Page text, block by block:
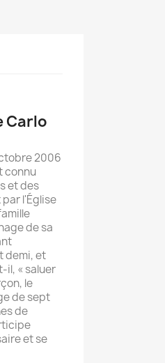
Carlo
2006
connu
et des
l'Église
de sa
demi, et
il, « saluer
le
de sept
de
et se